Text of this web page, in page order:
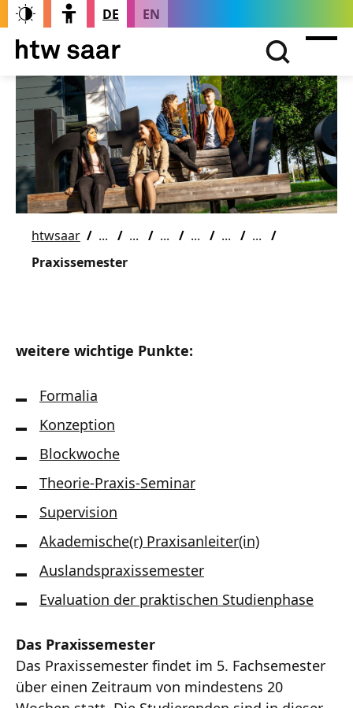
DE EN
htwsaar
Praxissemester
weitere wichtige Punkte:
Formalia
Konzeption
Blockwoche
Theorie-Praxis-Seminar
Supervision
Akademische(r) Praxisanleiter(in)
Auslandspraxissemester
Evaluation der praktischen Studienphase
Das Praxissemester
Das Praxissemester findet im 5. Fachsemester
über einen Zeitraum von mindestens 20